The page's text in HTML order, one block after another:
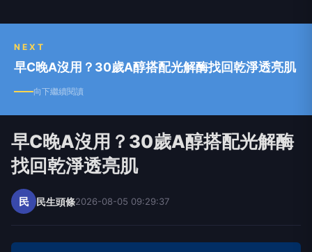
NEXT
早C晚A沒用？30歲A醇搭配光解酶找回乾淨透亮肌
向下繼續閱讀
早C晚A沒用？30歲A醇搭配光解酶
找回乾淨透亮肌
民 民生頭條2026-08-05 09:29:37